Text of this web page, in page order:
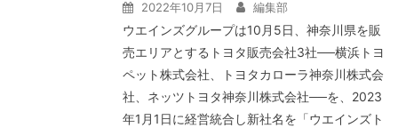
2022年10月7日 編集部
ウエインズグループは10月5日、神奈川県を販
売エリアとするトヨタ販売会社3社──横浜トヨ
ペット株式会社、トヨタカローラ神奈川株式会
社、ネッツトヨタ神奈川株式会社──を、2023
年1月1日に経営統合し新社名を「ウエインズト